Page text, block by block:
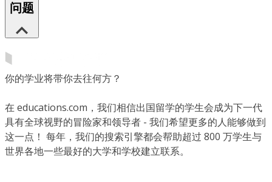
问题
你的学业将带你去往何方？
在 educations.com，我们相信出国留学的学生会成为下一代
具有全球视野的冒险家和领导者 - 我们希望更多的人能够做到
这一点！ 每年，我们的搜索引擎都会帮助超过 800 万学生与
世界各地一些最好的大学和学校建立联系。